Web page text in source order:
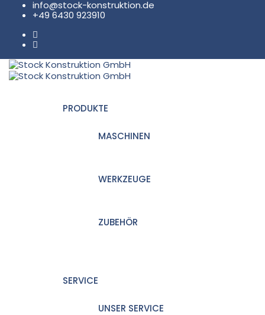
info@stock-konstruktion.de
+49 6430 923910
PRODUKTE
MASCHINEN
WERKZEUGE
ZUBEHÖR
SERVICE
UNSER SERVICE